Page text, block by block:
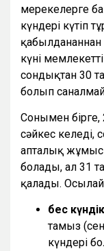
мерекелерге
күндері күтіп
күні
сондықтан 30
болып
Сонымен
сәйкес келеді,
апталық жұмыс
болады, ал 31
қалады.
бес
тамыз
күндері